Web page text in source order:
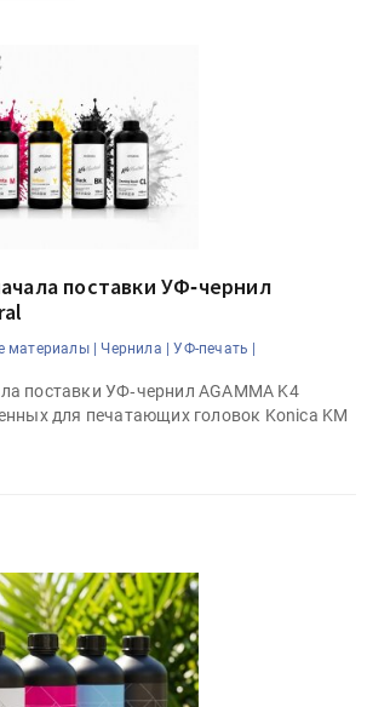
поставки УФ‑чернил
материалы | Чернила | УФ-печать |
поставки УФ‑чернил AGAMMA K4
для печатающих головок Konica KM